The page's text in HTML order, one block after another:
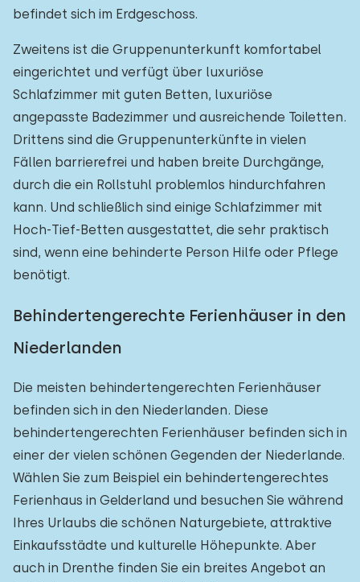
befindet sich im Erdgeschoss.
Zweitens ist die Gruppenunterkunft komfortabel
eingerichtet und verfügt über luxuriöse
Schlafzimmer mit guten Betten, luxuriöse
angepasste Badezimmer und ausreichende Toiletten.
Drittens sind die Gruppenunterkünfte in vielen
Fällen barrierefrei und haben breite Durchgänge,
durch die ein Rollstuhl problemlos hindurchfahren
kann. Und schließlich sind einige Schlafzimmer mit
Hoch-Tief-Betten ausgestattet, die sehr praktisch
sind, wenn eine behinderte Person Hilfe oder Pflege
benötigt.
Behindertengerechte Ferienhäuser in den
Niederlanden
Die meisten behindertengerechten Ferienhäuser
befinden sich in den Niederlanden. Diese
behindertengerechten Ferienhäuser befinden sich in
einer der vielen schönen Gegenden der Niederlande.
Wählen Sie zum Beispiel ein behindertengerechtes
Ferienhaus in Gelderland und besuchen Sie während
Ihres Urlaubs die schönen Naturgebiete, attraktive
Einkaufsstädte und kulturelle Höhepunkte. Aber
auch in Drenthe finden Sie ein breites Angebot an